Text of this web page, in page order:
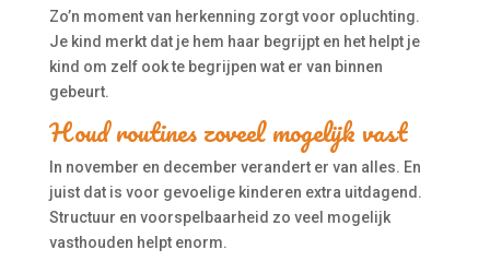
Zo’n moment van herkenning zorgt voor opluchting.
Je kind merkt dat je hem haar begrijpt en het helpt je
kind om zelf ook te begrijpen wat er van binnen
gebeurt.
Houd routines zoveel mogelijk vast
In november en december verandert er van alles. En
juist dat is voor gevoelige kinderen extra uitdagend.
Structuur en voorspelbaarheid zo veel mogelijk
vasthouden helpt enorm.